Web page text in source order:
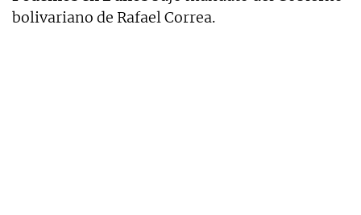
bolivariano de Rafael Correa.